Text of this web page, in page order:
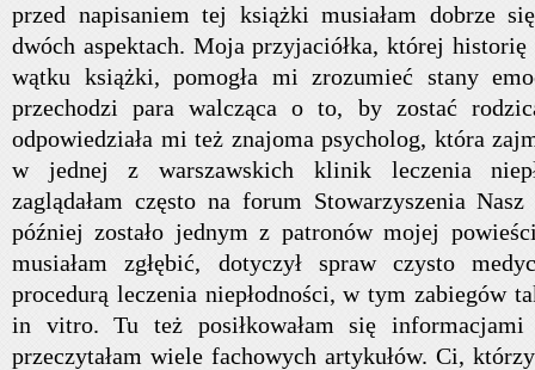
przed napisaniem tej książki musiałam dobrze
dwóch aspektach. Moja przyjaciółka, której historię
wątku książki, pomogła mi zrozumieć stany
przechodzi para walcząca o to, by zostać
odpowiedziała mi też znajoma psycholog, która
w jednej z warszawskich klinik leczenia
zaglądałam często na forum Stowarzyszenia
później zostało jednym z patronów mojej
musiałam zgłębić, dotyczył spraw czysto
procedurą leczenia niepłodności, w tym zabiegów
in vitro. Tu też posiłkowałam się
przeczytałam wiele fachowych artykułów. Ci,